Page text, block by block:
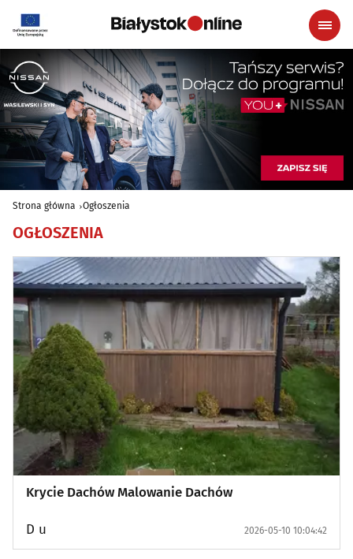
Strona główna Ogłoszenia
OGŁOSZENIA
Krycie Dachów Malowanie Dachów
D u 2026-05-10 10:04:42